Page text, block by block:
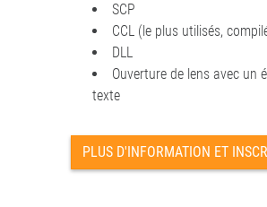
SCP
CCL (le plus utilisés,
DLL
Ouverture de lens avec un
texte
PLUS D'INFORMATION ET